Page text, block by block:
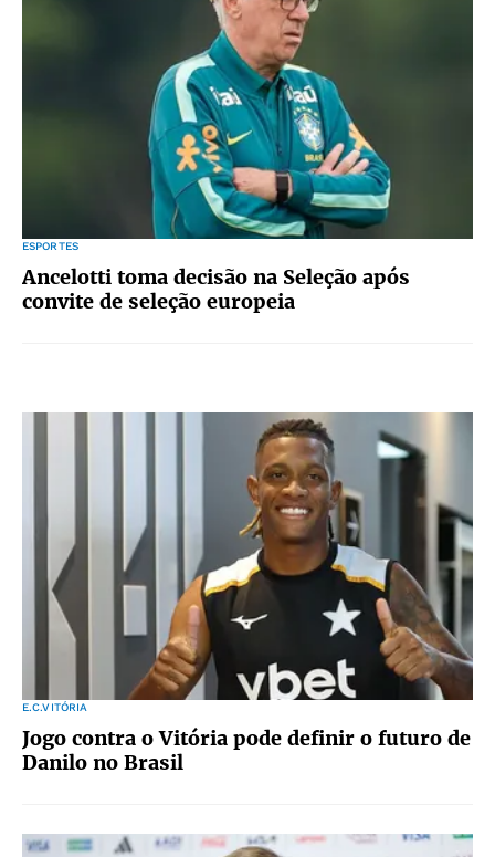
ESPORTES
Ancelotti toma decisão na Seleção após
convite de seleção europeia
E.C.VITÓRIA
Jogo contra o Vitória pode definir o futuro de
Danilo no Brasil